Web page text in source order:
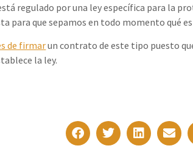
regulado por una ley específica para la
para que sepamos en todo momento qué
de firmarun contrato de este tipo puesto
la ley.